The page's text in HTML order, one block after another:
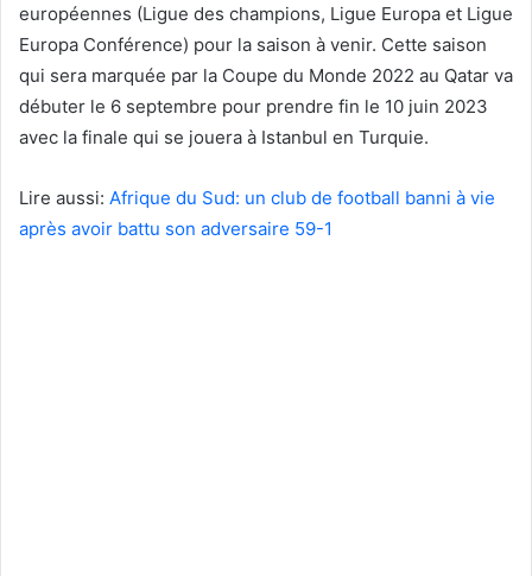
européennes (Ligue des champions, Ligue Europa et Ligue
Europa Conférence) pour la saison à venir. Cette saison
qui sera marquée par la Coupe du Monde 2022 au Qatar va
débuter le 6 septembre pour prendre fin le 10 juin 2023
avec la finale qui se jouera à Istanbul en Turquie.
Lire aussi: Afrique du Sud: un club de football banni à vie
après avoir battu son adversaire 59-1